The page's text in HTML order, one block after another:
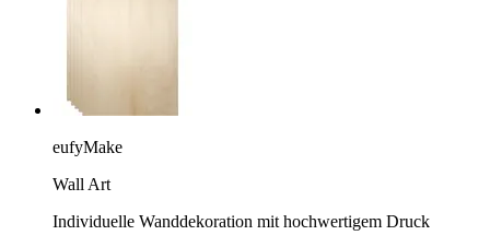
eufyMake
Wall Art
Individuelle Wanddekoration mit hochwertigem Druck